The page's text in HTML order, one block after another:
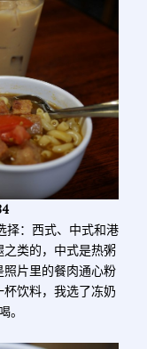
择：西式、中式和港
类的，中式是热粥
片里的餐肉通心粉
饮料，我选了冻奶
。